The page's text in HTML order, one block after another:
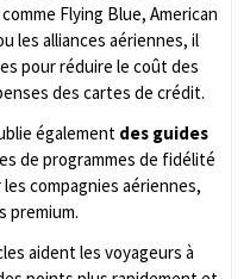
Flying Blue, American
les alliances aériennes, il
pour réduire le coût des
des cartes de crédit.
également des guides
de programmes de fidélité
compagnies aériennes,
premium.
aident les voyageurs à